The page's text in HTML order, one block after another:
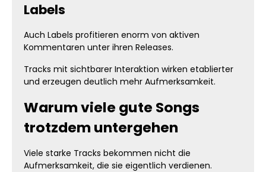
Labels
Auch Labels profitieren enorm von aktiven
Kommentaren unter ihren Releases.
Tracks mit sichtbarer Interaktion wirken etablierter
und erzeugen deutlich mehr Aufmerksamkeit.
Warum viele gute Songs
trotzdem untergehen
Viele starke Tracks bekommen nicht die
Aufmerksamkeit, die sie eigentlich verdienen.